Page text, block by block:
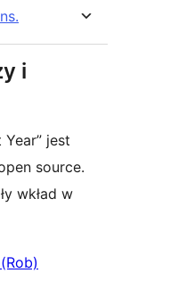
i
jest
source.
wkład w